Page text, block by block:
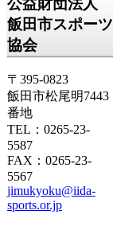
公益財団法人
飯田市スポーツ
協会
〒395-0823
飯田市松尾明7443
番地
TEL：0265-23-
5587
FAX：0265-23-
5567
jimukyoku@iida-
sports.or.jp